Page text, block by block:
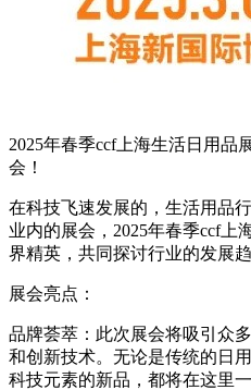
2025年春季ccf上海生活日用品
会！
在科技飞速发展的，生活用品
业内的展会，2025年春季ccf上
界精英，共同探讨行业的发展
展会亮点：
品牌荟萃：此次展会将吸引众
和创新技术。无论是传统的日
科技元素的新品，都将在这里一